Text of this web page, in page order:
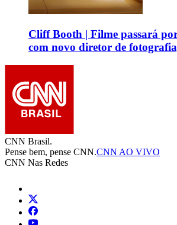
Cliff Booth | Filme passará
com novo diretor de
CNN Brasil.
Pense bem, pense CNN.CNN AO VIVO
CNN Nas Redes